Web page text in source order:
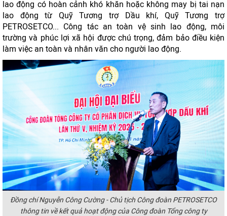
lao động có hoàn cảnh khó khăn hoặc không may bị tai nạn
lao động từ Quỹ Tương trợ Dầu khí, Quỹ Tương trợ
PETROSETCO... Công tác an toàn vệ sinh lao động, môi
trường và phúc lợi xã hội được chú trọng, đảm bảo điều kiện
làm việc an toàn và nhân văn cho người lao động.
Đồng chí Nguyễn Công Cường - Chủ tịch Công đoàn PETROSETCO
thông tin về kết quả hoạt động của Công đoàn Tổng công ty